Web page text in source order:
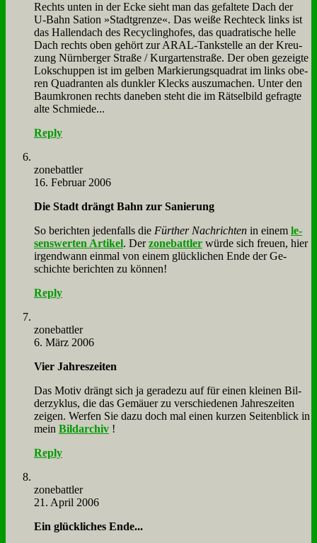
Rechts un­ten in der Ecke sieht man das ge­fal­te­te Dach der
U‑Bahn Sa­ti­on »Stadt­gren­ze«. Das wei­ße Recht­eck links ist
das Hal­len­dach des Re­cy­cling­ho­fes, das qua­dra­ti­sche hel­le
Dach rechts oben ge­hört zur ARAL-Tank­stel­le an der Kreu­
zung Nürn­ber­ger Stra­ße / Kur­gar­ten­stra­ße. Der oben ge­zeig­te
Lok­schup­pen ist im gel­ben Mar­kie­rungs­qua­drat im links obe­
ren Qua­dran­ten als dunk­ler Klecks aus­zu­ma­chen. Un­ter den
Baum­kro­nen rechts da­ne­ben steht die im Rätsel­bild ge­frag­te
al­te Schmie­de...
Reply
zone­batt­ler
16. Februar 2006
Die Stadt drängt Bahn zur Sa­nie­rung
So be­rich­ten je­den­falls die Für­ther Nach­rich­ten in ei­nem le­
sens­wer­ten Ar­ti­kel. Derzone­batt­ler wür­de sich freu­en, hier
ir­gend­wann ein­mal von ei­nem glück­li­chen En­de der Ge­
schich­te be­rich­ten zu kön­nen!
Reply
zone­batt­ler
6. März 2006
Vier Jah­res­zei­ten
Das Mo­tiv drängt sich ja ge­ra­de­zu auf für ei­nen klei­nen Bil­
der­zy­klus, die das Ge­mäu­er zu ver­schie­de­nen Jah­res­zei­ten
zei­gen. Wer­fen Sie da­zu doch mal ei­nen kur­zen Sei­ten­blick in
mein Bild­ar­chiv !
Reply
zone­batt­ler
21. April 2006
Ein glück­li­ches En­de...